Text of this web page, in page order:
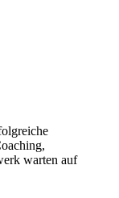
warten auf